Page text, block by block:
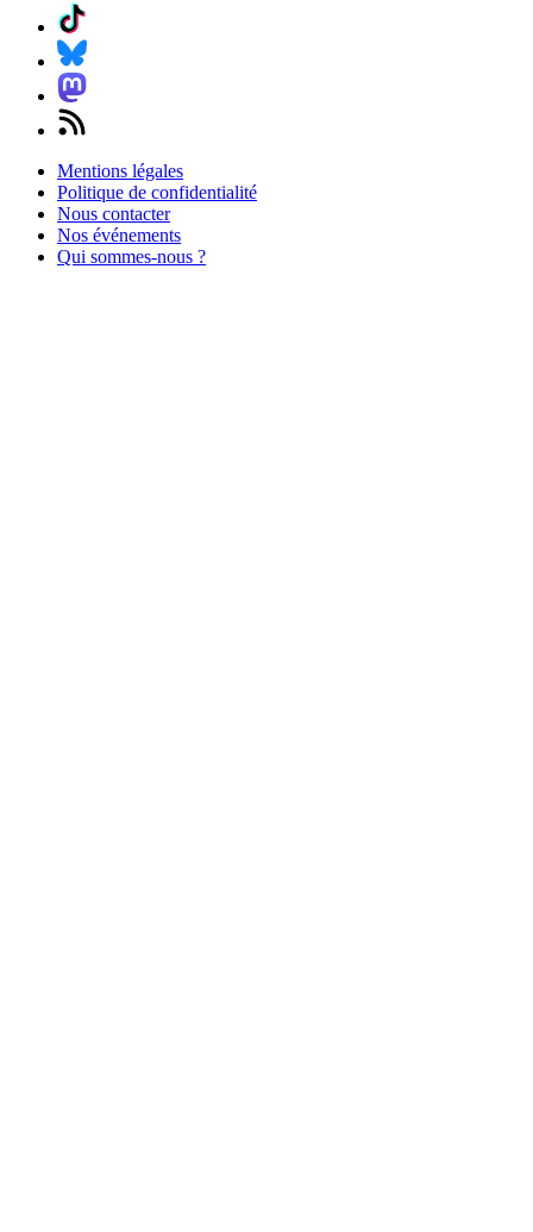
Mentions légales
Politique de confidentialité
Nous contacter
Nos événements
Qui sommes-nous ?